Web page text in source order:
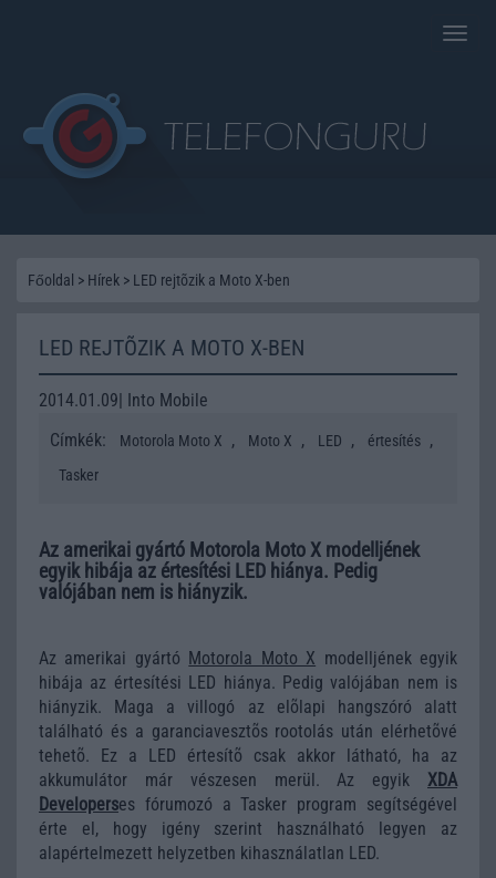
Toggle
Főoldal > Hírek > LED rejtõzik a Moto X-ben
LED REJTÕZIK A MOTO X-BEN
2014.01.09| Into Mobile
Címkék:
Motorola Moto X , Moto X , LED , értesítés ,
Tasker
Az amerikai gyártó Motorola Moto X modelljének
egyik hibája az értesítési LED hiánya. Pedig
valójában nem is hiányzik.
Az amerikai gyártó Motorola Moto X modelljének egyik
hibája az értesítési LED hiánya. Pedig valójában nem is
hiányzik. Maga a villogó az elõlapi hangszóró alatt
található és a garanciavesztõs rootolás után elérhetõvé
tehetõ. Ez a LED értesítõ csak akkor látható, ha az
akkumulátor már vészesen merül. Az egyik XDA
Developerses fórumozó a Tasker program segítségével
érte el, hogy igény szerint használható legyen az
alapértelmezett helyzetben kihasználatlan LED.